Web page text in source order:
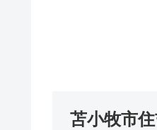
苫小牧市